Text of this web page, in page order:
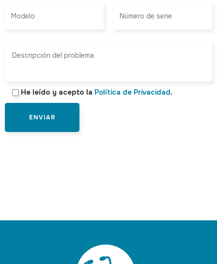
He leído y acepto la Política de Privacidad.